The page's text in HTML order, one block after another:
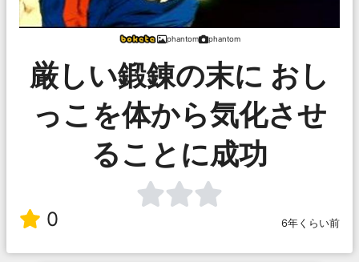
phantom phantom
厳しい鍛錬の末に おし
っこを体から気化させ
ることに成功
0 6年くらい前